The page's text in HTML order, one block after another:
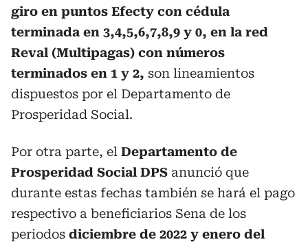
giro en puntos Efecty con cédula
terminada en 3,4,5,6,7,8,9 y 0, en la red
Reval (Multipagas) con números
terminados en 1 y 2, son lineamientos
dispuestos por el Departamento de
Prosperidad Social.
Por otra parte, el Departamento de
Prosperidad Social DPS anunció que
durante estas fechas también se hará el pago
respectivo a beneficiarios Sena de los
periodos diciembre de 2022 y enero del